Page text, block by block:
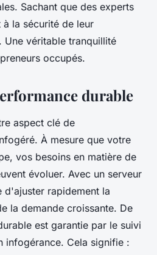
Sachant que des experts
la sécurité de leur
Une véritable tranquillité
occupés.
durable
aspect clé de
À mesure que votre
vos besoins en matière de
évoluer. Avec un serveur
rapidement la
la demande croissante. De
est garantie par le suivi
infogérance. Cela signifie :